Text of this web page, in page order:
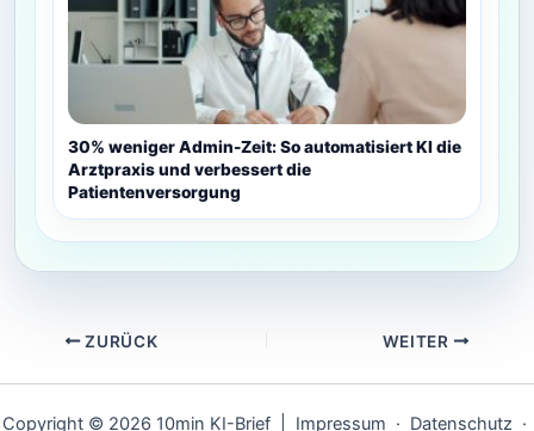
30% weniger Admin-Zeit: So automatisiert KI die
Arztpraxis und verbessert die
Patientenversorgung
ZURÜCK WEITER
Copyright © 2026 10min KI-Brief | Impressum · Datenschutz ·